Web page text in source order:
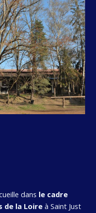
dans le cadre
de la Loireà Saint Just